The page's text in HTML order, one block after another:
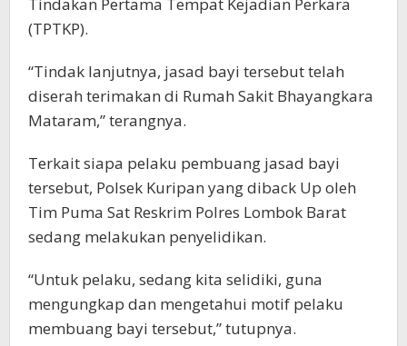
Tindakan Pertama Tempat Kejadian Perkara
(TPTKP).
“Tindak lanjutnya, jasad bayi tersebut telah
diserah terimakan di Rumah Sakit Bhayangkara
Mataram,” terangnya.
Terkait siapa pelaku pembuang jasad bayi
tersebut, Polsek Kuripan yang diback Up oleh
Tim Puma Sat Reskrim Polres Lombok Barat
sedang melakukan penyelidikan.
“Untuk pelaku, sedang kita selidiki, guna
mengungkap dan mengetahui motif pelaku
membuang bayi tersebut,” tutupnya.